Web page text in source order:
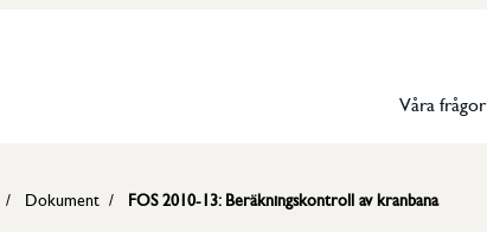
Våra frågor
Dokument FOS 2010-13: Beräkningskontroll av kranbana